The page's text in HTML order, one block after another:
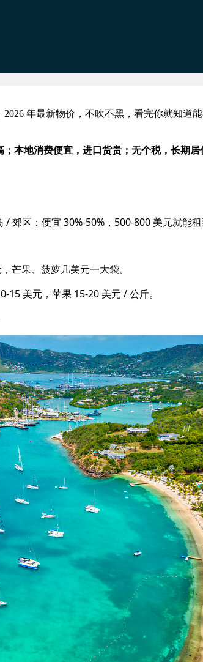
年最新物价，不吹不黑，看完你就知道
本地消费便宜，进口货贵；无个税，长期居
郊区：便宜 30%-50%，500-800 美元就能租
芒果、菠萝几美元一大袋。
美元，苹果 15-20 美元 / 公斤。